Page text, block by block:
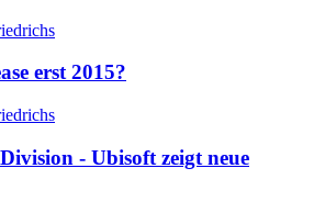
erst 2015?
- Ubisoft zeigt neue